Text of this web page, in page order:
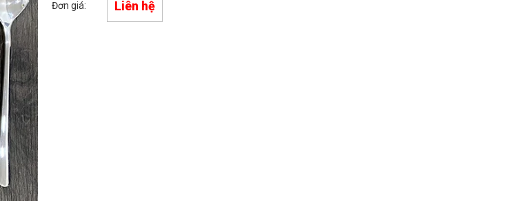
Đơn giá: Liên hệ